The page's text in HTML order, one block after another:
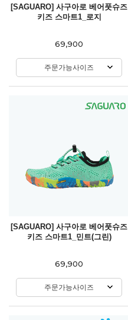
[SAGUARO] 사구아로 베어풋슈즈
키즈 스마트1_로지
69,900
주문가능사이즈
[SAGUARO] 사구아로 베어풋슈즈
키즈 스마트1_민트(그린)
69,900
주문가능사이즈